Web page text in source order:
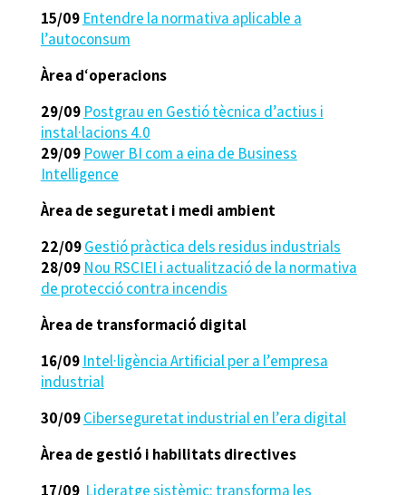
15/09 Entendre la normativa aplicable a
l’autoconsum
Àrea d‘operacions
29/09 Postgrau en Gestió tècnica d’actius i
instal·lacions 4.0
29/09 Power BI com a eina de Business
Intelligence
Àrea de seguretat i medi ambient
22/09Gestió pràctica dels residus industrials
28/09 Nou RSCIEI i actualització de la normativa
de protecció contra incendis
Àrea de transformació digital
16/09 Intel·ligència Artificial per a l’empresa
industrial
30/09Ciberseguretat industrial en l’era digital
Àrea de gestió i habilitats directives
17/09 Lideratge sistèmic: transforma les